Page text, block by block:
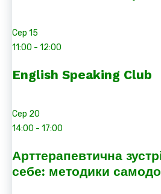
Сер 15
11:00 - 12:00
English Speaking Club
Сер 20
14:00 - 17:00
Арттерапевтична
себе: методики